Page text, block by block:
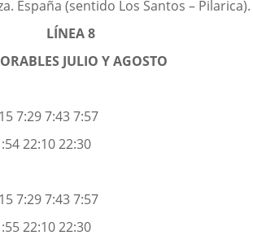
España (sentido Los Santos – Pilarica).
LÍNEA 8
JULIO Y AGOSTO
7:29 7:43 7:57
22:10 22:30
7:29 7:43 7:57
22:10 22:30